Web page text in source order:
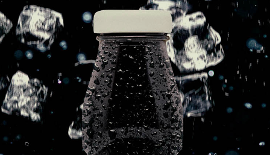
BEZ KOMPROMISA.
MATIČNI SOK OD BOROVNICE
100% prirodni cedjeni sok od borovnica. Bez
kompromisa.